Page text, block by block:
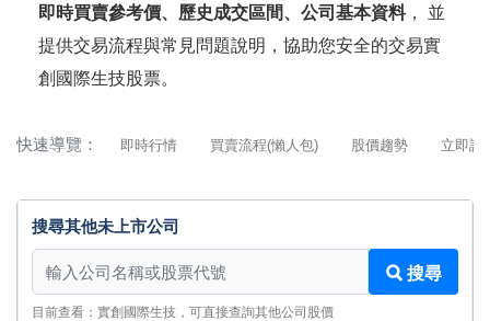
即時買賣參考價、歷史成交區間、公司基本資料， 並
提供交易流程與常見問題說明，協助您安全的交易實
創國際生技股票。
快速導覽： 即時行情 買賣流程(懶人包) 股價趨勢 立即詢
搜尋其他未上市公司
搜尋其他未上市公司
搜尋
目前查看：實創國際生技，可直接查詢其他公司股價